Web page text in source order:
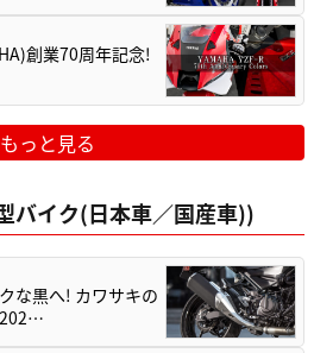
創業70周年記念!
もっと見る
バイク(日本車／国産車))
な黒へ! カワサキの
202…